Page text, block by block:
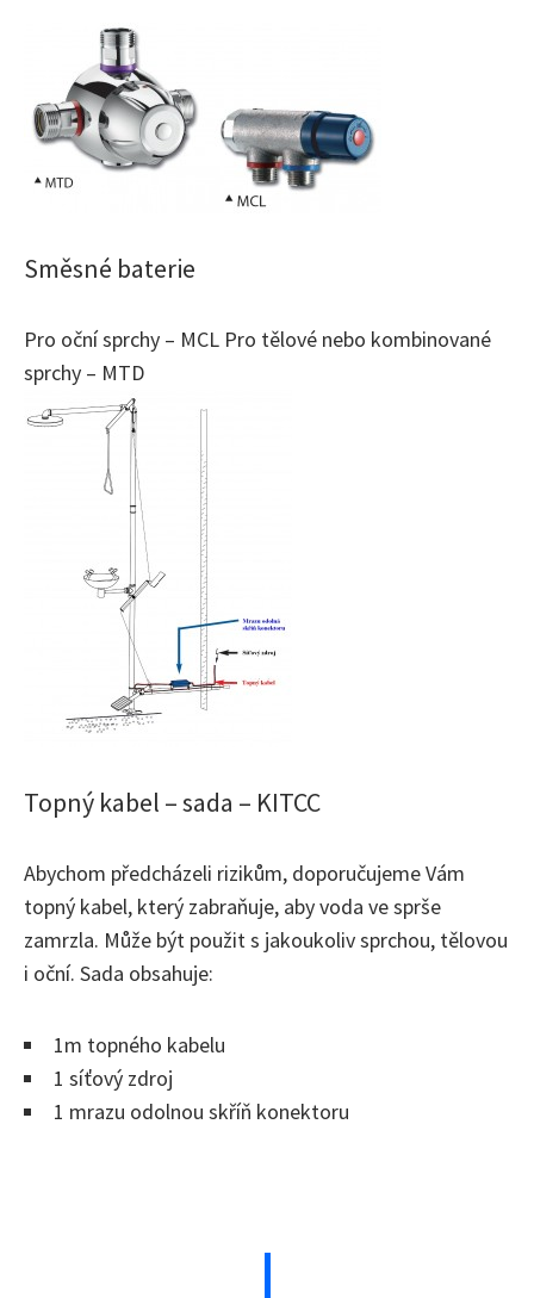
Směsné baterie
Pro oční sprchy – MCL Pro tělové nebo kombinované
sprchy – MTD
Topný kabel – sada – KITCC
Abychom předcházeli rizikům, doporučujeme Vám
topný kabel, který zabraňuje, aby voda ve sprše
zamrzla. Může být použit s jakoukoliv sprchou, tělovou
i oční. Sada obsahuje:
1m topného kabelu
1 síťový zdroj
1 mrazu odolnou skříň konektoru